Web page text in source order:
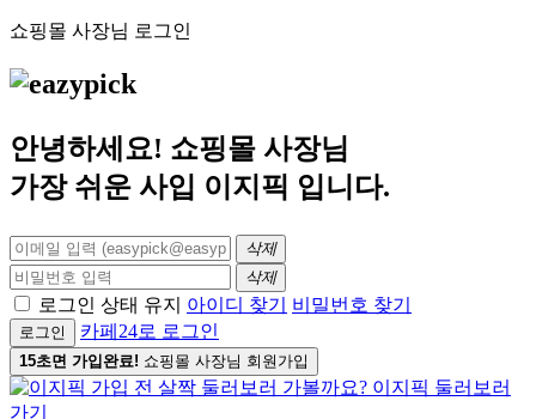
쇼핑몰 사장님 로그인
안녕하세요! 쇼핑몰 사장님
가장 쉬운 사입 이지픽 입니다.
삭제
삭제
로그인 상태 유지 아이디 찾기 비밀번호 찾기
로그인 카페24로 로그인
15초면 가입완료! 쇼핑몰 사장님 회원가입